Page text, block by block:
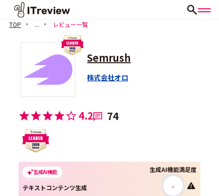
TOP ... レビュー一覧
Semrush
株式会社オロ
4.2 74
生成AI機能
テキストコンテンツ生成
生成AI機能満足度
-